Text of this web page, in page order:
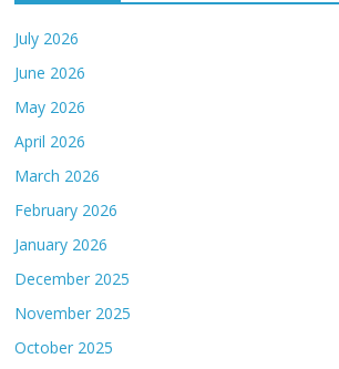
July 2026
June 2026
May 2026
April 2026
March 2026
February 2026
January 2026
December 2025
November 2025
October 2025